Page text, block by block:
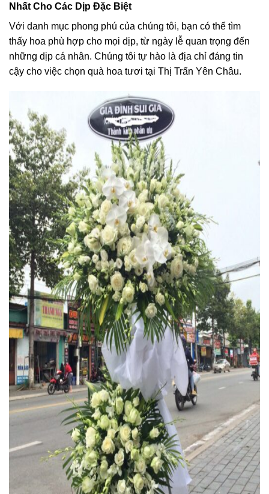
Nhất Cho Các Dịp Đặc Biệt
Với danh mục phong phú của chúng tôi, bạn có thể tìm
thấy hoa phù hợp cho mọi dịp, từ ngày lễ quan trọng đến
những dịp cá nhân. Chúng tôi tự hào là địa chỉ đáng tin
cậy cho việc chọn quà hoa tươi tại Thị Trấn Yên Châu.